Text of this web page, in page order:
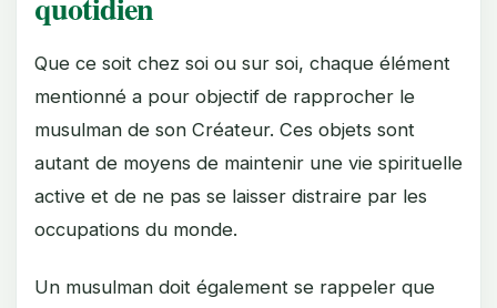
Que ce soit chez soi ou sur soi, chaque élément
mentionné a pour objectif de rapprocher le
musulman de son Créateur. Ces objets sont
autant de moyens de maintenir une vie spirituelle
active et de ne pas se laisser distraire par les
occupations du monde.
Un musulman doit également se rappeler que